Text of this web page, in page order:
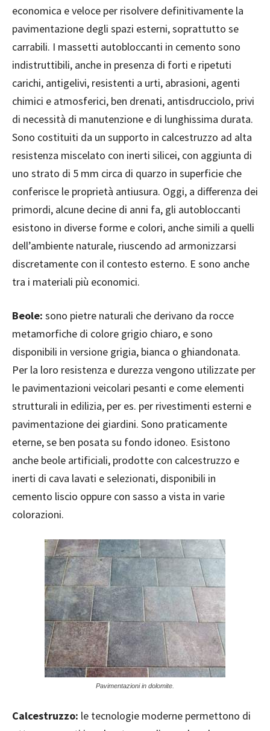
economica e veloce per risolvere definitivamente la
pavimentazione degli spazi esterni, soprattutto se
carrabili. I massetti autobloccanti in cemento sono
indistruttibili, anche in presenza di forti e ripetuti
carichi, antigelivi, resistenti a urti, abrasioni, agenti
chimici e atmosferici, ben drenati, antisdrucciolo, privi
di necessità di manutenzione e di lunghissima durata.
Sono costituiti da un supporto in calcestruzzo ad alta
resistenza miscelato con inerti silicei, con aggiunta di
uno strato di 5 mm circa di quarzo in superficie che
conferisce le proprietà antiusura. Oggi, a differenza dei
primordi, alcune decine di anni fa, gli autobloccanti
esistono in diverse forme e colori, anche simili a quelli
dell’ambiente naturale, riuscendo ad armonizzarsi
discretamente con il contesto esterno. E sono anche
tra i materiali più economici.
Beole: sono pietre naturali che derivano da rocce
metamorfiche di colore grigio chiaro, e sono
disponibili in versione grigia, bianca o ghiandonata.
Per la loro resistenza e durezza vengono utilizzate per
le pavimentazioni veicolari pesanti e come elementi
strutturali in edilizia, per es. per rivestimenti esterni e
pavimentazione dei giardini. Sono praticamente
eterne, se ben posata su fondo idoneo. Esistono
anche beole artificiali, prodotte con calcestruzzo e
inerti di cava lavati e selezionati, disponibili in
cemento liscio oppure con sasso a vista in varie
colorazioni.
Pavimentazioni in dolomite.
Calcestruzzo: le tecnologie moderne permettono di